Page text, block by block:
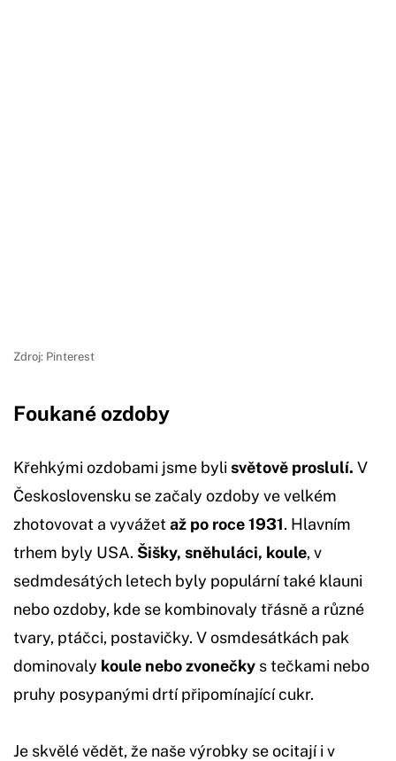
Zdroj: Pinterest
Foukané ozdoby
Křehkými ozdobami jsme byli světově proslulí. V
Československu se začaly ozdoby ve velkém
zhotovovat a vyvážetaž po roce 1931. Hlavním
trhem byly USA. Šišky, sněhuláci, koule, v
sedmdesátých letech byly populární také klauni
nebo ozdoby, kde se kombinovaly třásně a různé
tvary, ptáčci, postavičky. V osmdesátkách pak
dominovaly koule nebo zvonečky s tečkami nebo
pruhy posypanými drtí připomínající cukr.
Je skvělé vědět, že naše výrobky se ocitají i v